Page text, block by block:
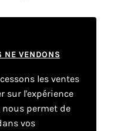
NE VENDONS
les ventes
sur l'expérience
permet de
vos